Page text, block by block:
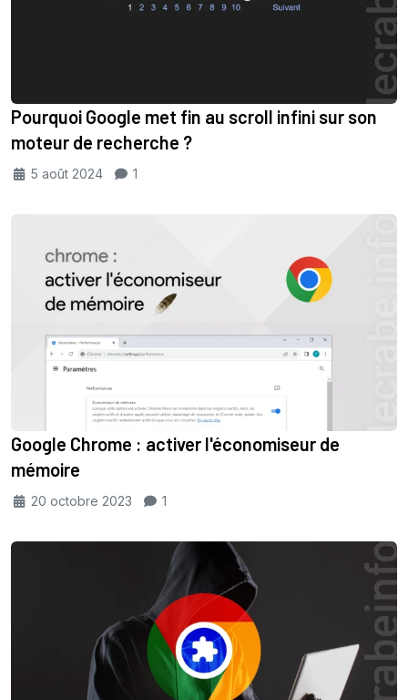
Pourquoi Google met fin au scroll infini sur son
moteur de recherche ?
5 août 2024 1
Google Chrome : activer l'économiseur de
mémoire
20 octobre 2023 1